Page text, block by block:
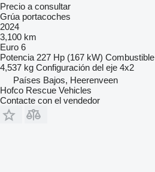
Precio a consultar
Grúa portacoches
2024
3,100 km
Euro 6
Potencia 227 Hp (167 kW) Combustible
4,537 kg Configuración del eje 4x2
Países Bajos, Heerenveen
Hofco Rescue Vehicles
Contacte con el vendedor